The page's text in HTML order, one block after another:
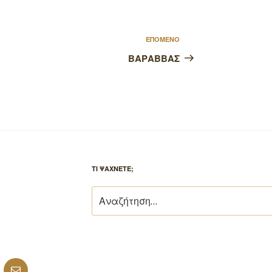
άρθρο
ΕΠΟΜΕΝΟ
ΒΑΡΑΒΒΑΣ
ΤΙ ΨΑΧΝΕΤΕ;
για:
Email